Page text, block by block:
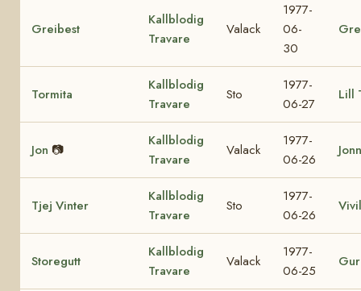
Greibest
Kallblodig
Travare
Valack
1977-
06-
30
Tormita
Kallblodig
Travare
Sto
1977-
06-27
Lill
Jon 📷
Kallblodig
Travare
Valack
1977-
06-26
Tjej Vinter
Kallblodig
Travare
Sto
1977-
06-26
Storegutt
Kallblodig
Travare
Valack
1977-
06-25